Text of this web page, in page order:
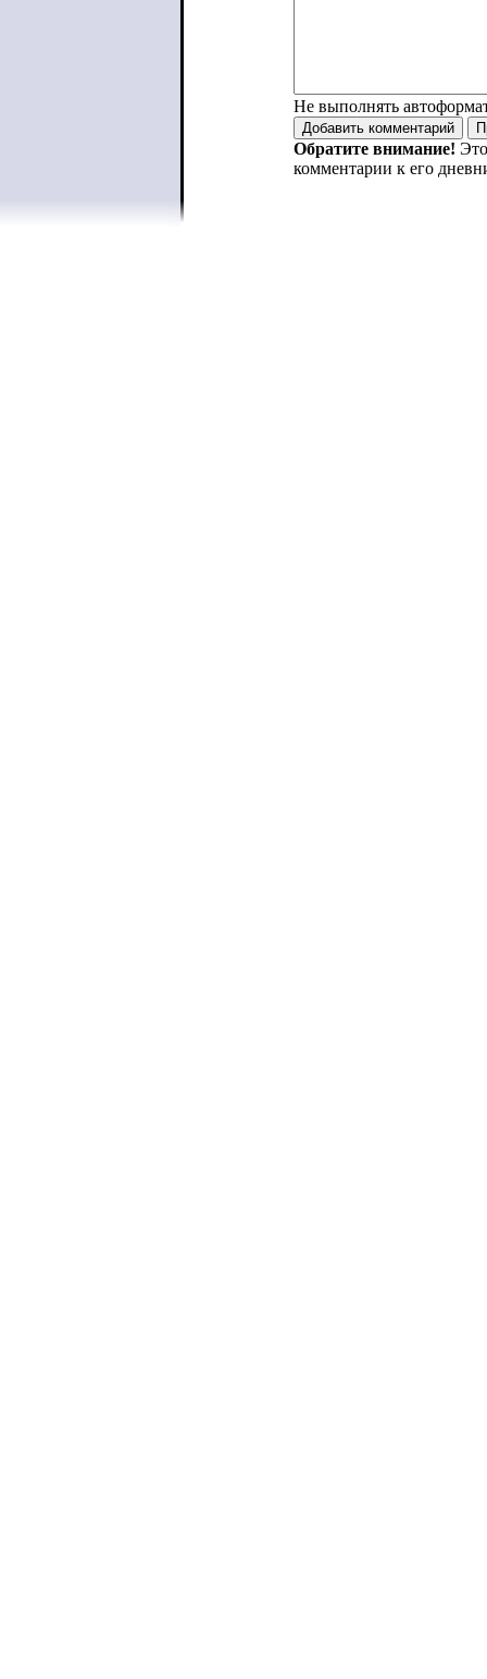
Не выполнять
Обратите внимание!
комментарии к его